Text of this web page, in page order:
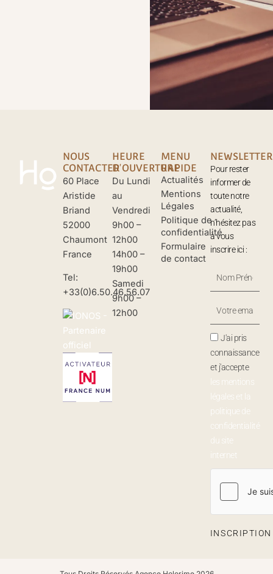
NOUS
CONTACTER
60 Place
Aristide
Briand
52000
Chaumont
France
Tel:
+33(0)6.50.46.56.07
HEURE
D'OUVERTURE
Du Lundi
au
Vendredi
9h00 –
12h00
14h00 –
19h00
Samedi
9h00 –
12h00
MENU
RAPIDE
Actualités
Mentions
Légales
Politique de
confidentialité
Formulaire
de contact
NEWSLETTER
Pour rester
informer de
toute notre
actualité,
n’hésitez pas
à vous
inscrire ici :
J'ai pris
connaissance
et j'accepte
les mentions
légales et la
politique de
confidentialité
du site
internet